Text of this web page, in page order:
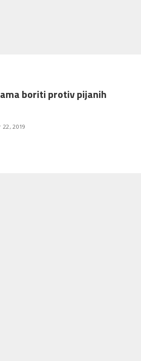
boriti protiv pijanih
22, 2019